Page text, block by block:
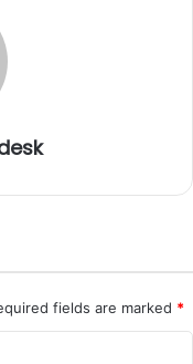
fields are marked *